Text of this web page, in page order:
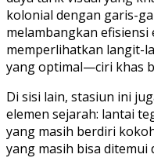
kolonial dengan garis-
melambangkan efisiensi
memperlihatkan langit-
yang optimal—ciri khas
Di sisi lain, stasiun ini
elemen sejarah: lantai
yang masih berdiri
yang masih bisa ditemui